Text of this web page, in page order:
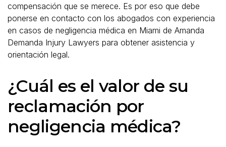
compensación que se merece. Es por eso que debe
ponerse en contacto con los abogados con experiencia
en casos de negligencia médica en Miami de Amanda
Demanda Injury Lawyers para obtener asistencia y
orientación legal.
¿Cuál es el valor de su
reclamación por
negligencia médica?